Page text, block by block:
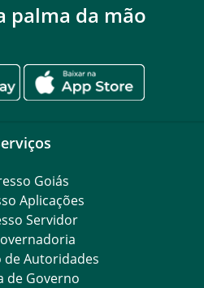
palma da mão
Goiás
Aplicações
Servidor
de Autoridades
de Governo